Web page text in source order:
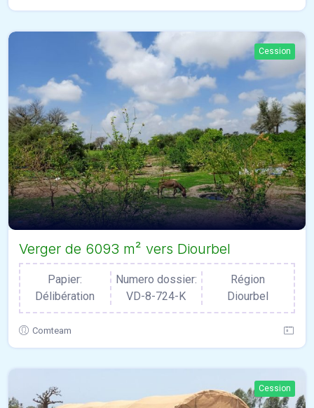
Cession
Verger de 6093 m² vers Diourbel
Papier:
Délibération
Numero dossier:
VD-8-724-K
Région
Diourbel
Comteam
Cession